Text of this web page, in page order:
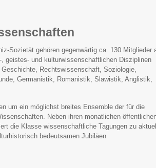
Sozietät gehören gegenwärtig ca. 130 Mitglieder
geistes- und kulturwissenschaftlichen Disziplinen
Rechtswissenschaft, Soziologie,
Germanistik, Romanistik, Slawistik, Anglistik,
um ein möglichst breites Ensemble der für die
Neben ihren monatlichen
die Klasse wissenschaftliche Tagungen zu
bedeutsamen Jubiläen